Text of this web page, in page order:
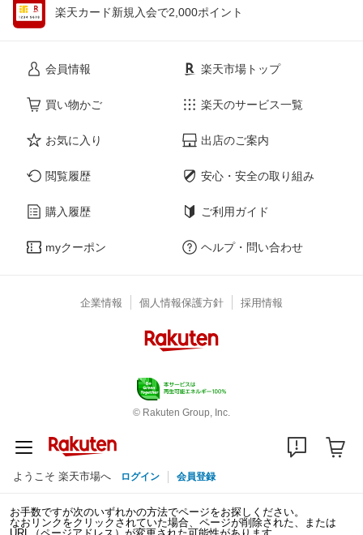
楽天カード新規入会で2,000ポイント
会員情報
買い物かご
お気に入り
閲覧履歴
購入履歴
myクーポン
楽天市場トップ
楽天のサービス一覧
出店のご案内
安心・安全の取り組み
ご利用ガイド
ヘルプ・問い合わせ
企業情報 個人情報保護方針 採用情報
© Rakuten Group, Inc.
ようこそ 楽天市場へ ログイン 会員登録
お手数ですが次のいずれかの方法でページをお探しください。
なおリンクをクリックされていた場合、ページが削除された、または